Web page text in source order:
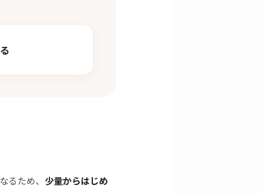
るため、 少量からはじめ